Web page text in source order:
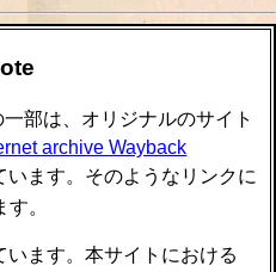
部は、オリジナルのサイト
archive Wayback
います。そのようなリンクに
。
ます。本サイトにおける